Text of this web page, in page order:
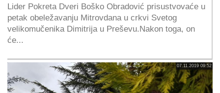
Lider Pokreta Dveri Boško Obradović prisustvovaće u
petak obeležavanju Mitrovdana u crkvi Svetog
velikomučenika Dimitrija u Preševu.Nakon toga, on
će...
07.11.2019 09:52